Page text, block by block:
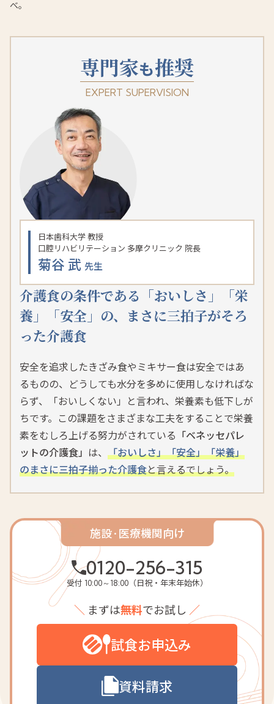
べ。
専門家も推奨
EXPERT SUPERVISION
日本歯科大学 教授
口腔リハビリテーション 多摩クリニック 院長
菊谷 武先生
介護食の条件である「おいしさ」「栄
養」「安全」の、まさに三拍子がそろ
った介護食
安全を追求したきざみ食やミキサー食は安全ではあ
るものの、どうしても水分を多めに使用しなければな
らず、「おいしくない」と言われ、栄養素も低下しが
ちです。この課題をさまざまな工夫をすることで栄養
素をむしろ上げる努力がされている 「ベネッセパレ
ットの介護食」 は、「おいしさ」「安全」「栄養」
のまさに三拍子揃った介護食と言えるでしょう。
施設·医療機関向け
0120-256-315
受付 10:00～18:00（日祝・年末年始休）
＼ まずは無料でお試し ／
試食お申込み
資料請求